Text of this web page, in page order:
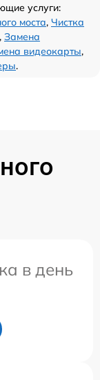
услуги:
моста, Чистка
, Замена
видеокарты,
.
в день